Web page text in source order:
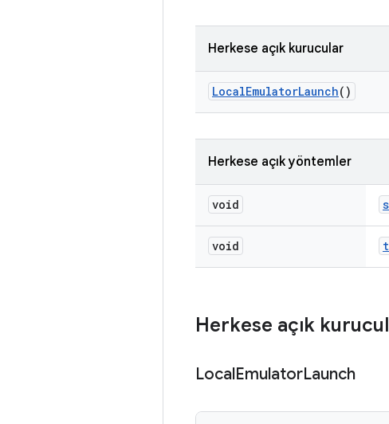
Herkese açık kurucular
LocalEmulatorLaunch()
Herkese açık yöntemler
void
void
Herkese açık
LocalEmulatorLaunch